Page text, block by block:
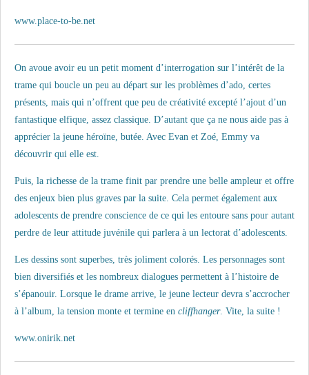
www.place-to-be.net
On avoue avoir eu un petit moment d’interrogation sur l’intérêt de la
trame qui boucle un peu au départ sur les problèmes d’ado, certes
présents, mais qui n’offrent que peu de créativité excepté l’ajout d’un
fantastique elfique, assez classique. D’autant que ça ne nous aide pas à
apprécier la jeune héroïne, butée. Avec Evan et Zoé, Emmy va
découvrir qui elle est.
Puis, la richesse de la trame finit par prendre une belle ampleur et offre
des enjeux bien plus graves par la suite. Cela permet également aux
adolescents de prendre conscience de ce qui les entoure sans pour autant
perdre de leur attitude juvénile qui parlera à un lectorat d’adolescents.
Les dessins sont superbes, très joliment colorés. Les personnages sont
bien diversifiés et les nombreux dialogues permettent à l’histoire de
s’épanouir. Lorsque le drame arrive, le jeune lecteur devra s’accrocher
à l’album, la tension monte et termine en cliffhanger. Vite, la suite !
www.onirik.net